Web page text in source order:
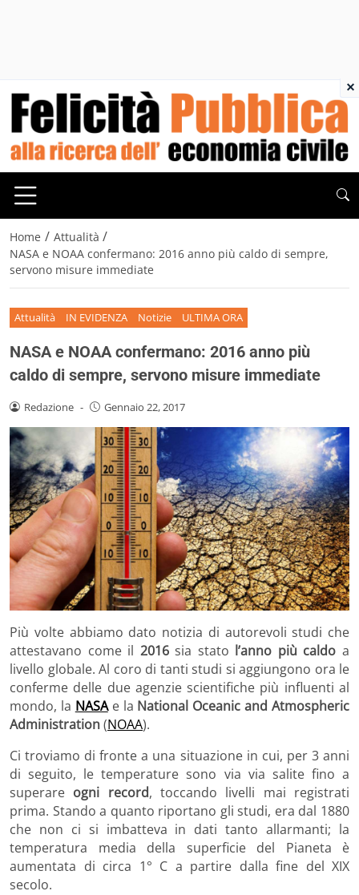
Home / Attualità /
NASA e NOAA confermano: 2016 anno più caldo di sempre,
servono misure immediate
Attualità IN EVIDENZA Notizie ULTIMA ORA
NASA e NOAA confermano: 2016 anno più
caldo di sempre, servono misure immediate
Redazione - Gennaio 22, 2017
Più volte abbiamo dato notizia di autorevoli studi che
attestavano come il 2016sia stato l’anno più caldo a
livello globale. Al coro di tanti studi si aggiungono ora le
conferme delle due agenzie scientifiche più influenti al
mondo, la NASAe la National Oceanic and Atmospheric
Administration(NOAA).
Ci troviamo di fronte a una situazione in cui, per 3 anni
di seguito, le temperature sono via via salite fino a
superare ogni record, toccando livelli mai registrati
prima. Stando a quanto riportano gli studi, era dal 1880
che non ci si imbatteva in dati tanto allarmanti; la
temperatura media della superficie del Pianeta è
aumentata di circa 1° C a partire dalla fine del XIX
secolo.
×